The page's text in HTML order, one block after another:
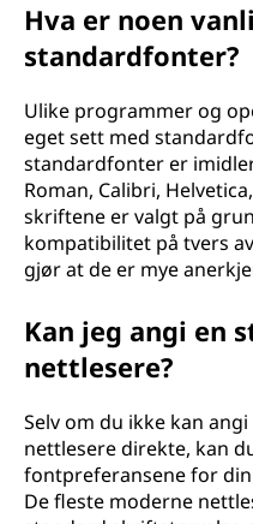
Hva er noen
standardfonter?
Ulike programmer og
eget sett med
standardfonter er
Roman, Calibri,
skriftene er valgt på
kompatibilitet på tvers
gjør at de er mye
Kan jeg angi en
nettlesere?
Selv om du ikke kan
nettlesere direkte, kan
fontpreferansene for
De fleste moderne